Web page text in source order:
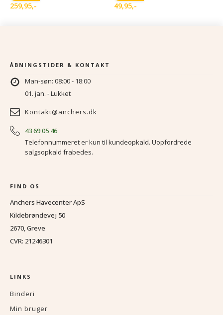
259,95,- 49,95,-
ÅBNINGSTIDER & KONTAKT
Man-søn: 08:00 - 18:00
01. jan. - Lukket
Kontakt@anchers.dk
43 69 05 46
Telefonnummeret er kun til kundeopkald. Uopfordrede
salgsopkald frabedes.
FIND OS
Anchers Havecenter ApS
Kildebrøndevej 50
2670, Greve
CVR: 21246301
LINKS
Binderi
Min bruger